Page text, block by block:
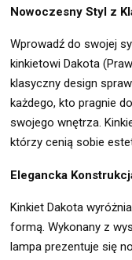
Nowoczesny Styl z
Wprowadź do swojej
kinkietowi Dakota
klasyczny design
każdego, kto pragnie
swojego wnętrza.
którzy cenią sobie
Elegancka
Kinkiet Dakota
formą. Wykonany z
lampa prezentuje się